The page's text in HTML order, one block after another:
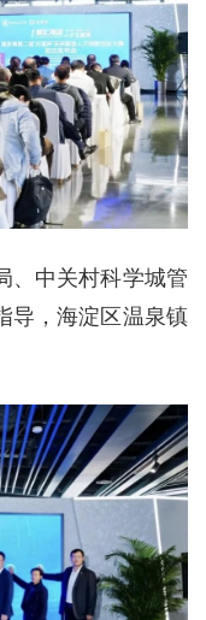
、中关村科学城管
导，海淀区温泉镇